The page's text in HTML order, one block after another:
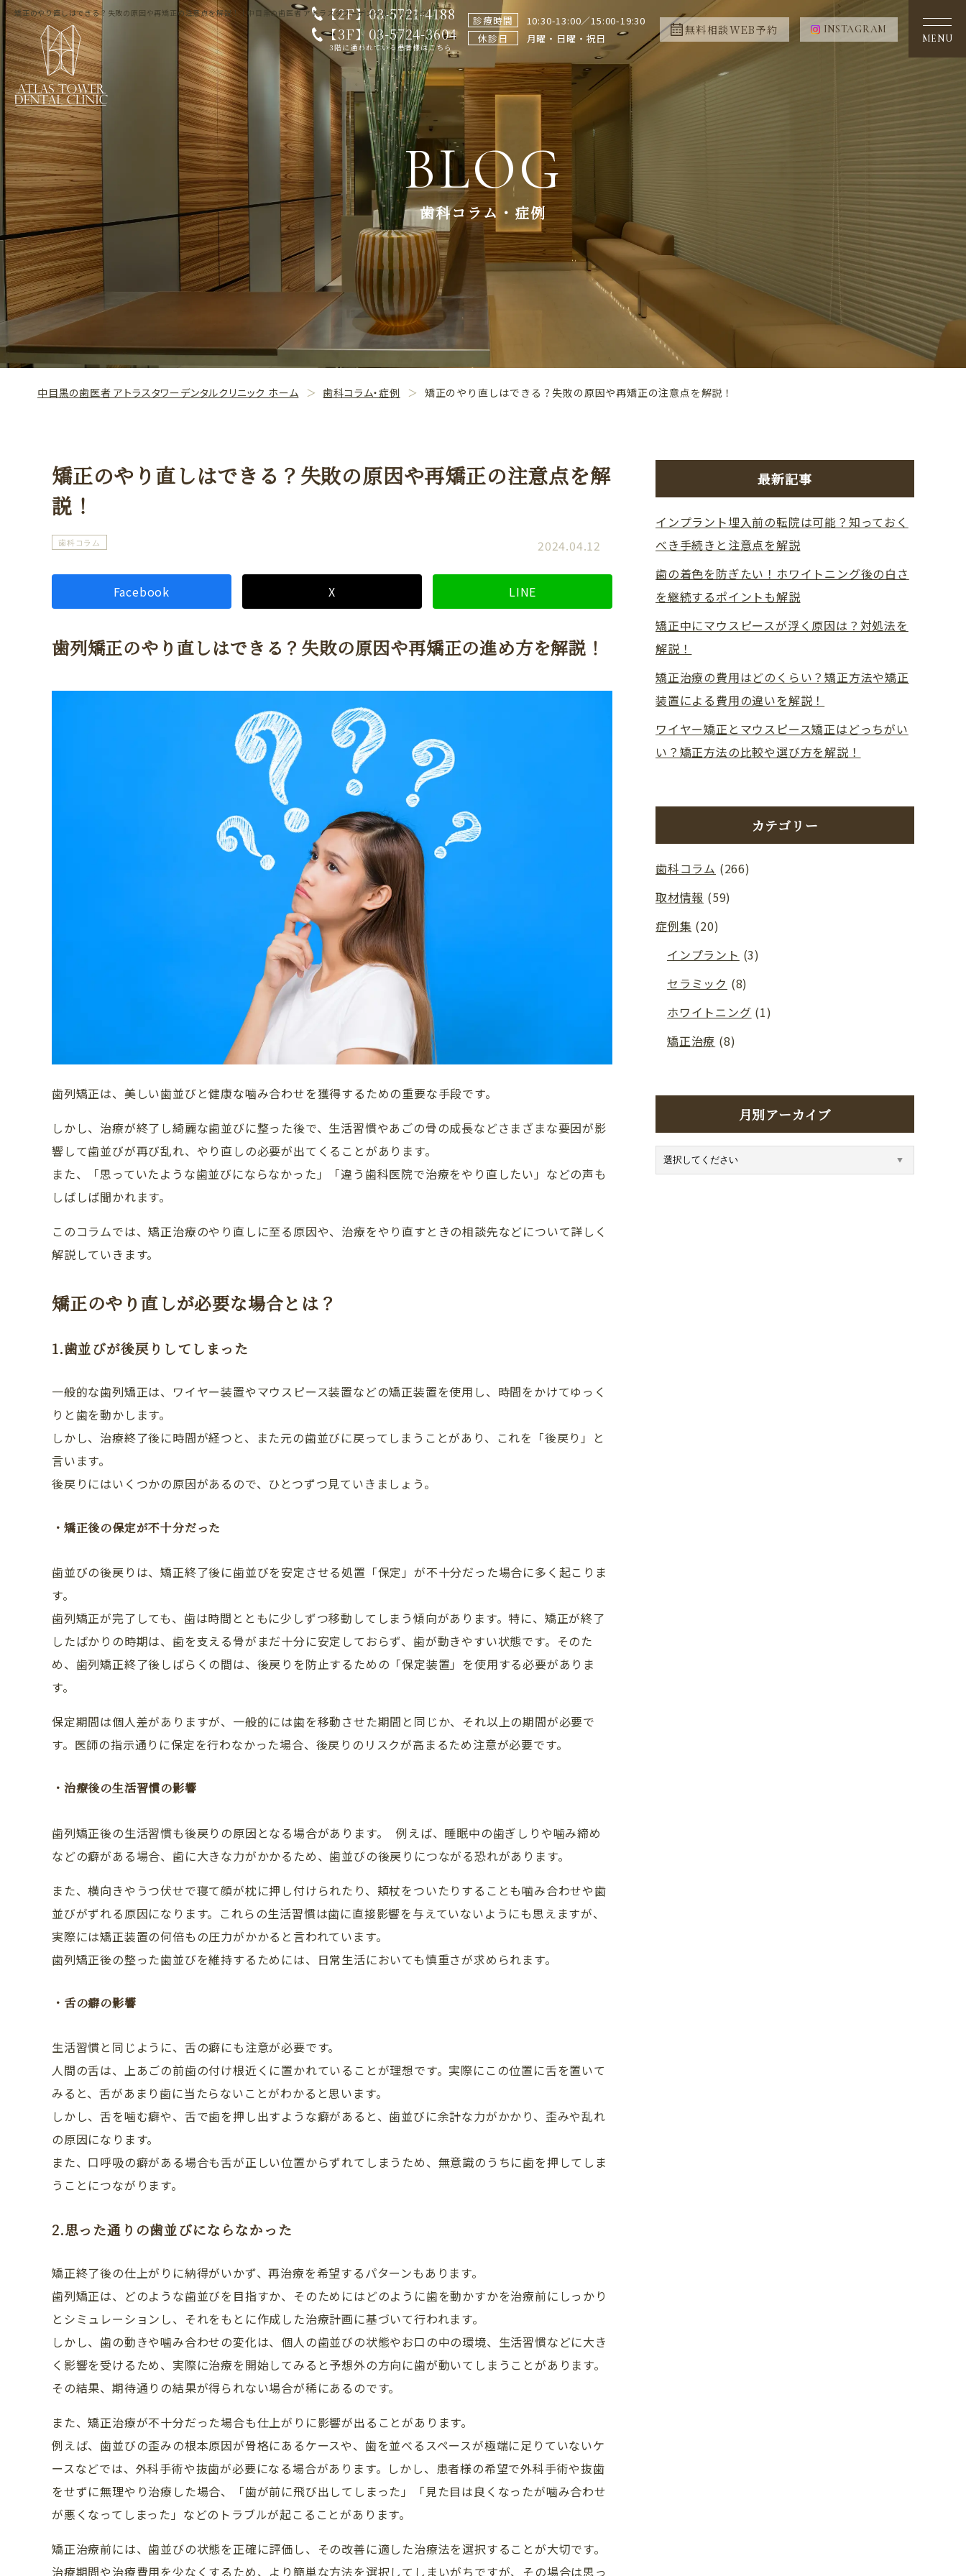
矯正のやり直しはできる？失敗の原因や再矯正の注意点を解説！｜中目黒の歯医者 アトラスタワーデンタルクリニック
【2F】03-5721-4188
【3F】03-5724-3604
3階に通われている患者様はこちら
診療時間
10:30-13:00／15:00-19:30
休診日
月曜・日曜・祝日
無料相談WEB予約 INSTAGRAM
MENU
ホーム
ドクター紹介
アクセス・医院案内
新着情報
求人情報
プライバシーポリシー
診療一覧
インプラント
審美歯科（セラミック）
BLOG
歯科コラム・症例
中目黒の歯医者 アトラスタワーデンタルクリニック ホーム 歯科コラム・症例 矯正のやり直しはできる？失敗の原因や再矯正の注意点を解説！
矯正のやり直しはできる？失敗の原因や再矯正の注意点を解
説！
歯科コラム 2024.04.12
Facebook X LINE
歯列矯正のやり直しはできる？失敗の原因や再矯正の進め方を解説！
歯列矯正は、美しい歯並びと健康な噛み合わせを獲得するための重要な手段です。
しかし、治療が終了し綺麗な歯並びに整った後で、生活習慣やあごの骨の成長などさまざまな要因が影
響して歯並びが再び乱れ、やり直しの必要が出てくることがあります。
また、「思っていたような歯並びにならなかった」「違う歯科医院で治療をやり直したい」などの声も
しばしば聞かれます。
このコラムでは、矯正治療のやり直しに至る原因や、治療をやり直すときの相談先などについて詳しく
解説していきます。
矯正のやり直しが必要な場合とは？
1.歯並びが後戻りしてしまった
一般的な歯列矯正は、ワイヤー装置やマウスピース装置などの矯正装置を使用し、時間をかけてゆっく
りと歯を動かします。
しかし、治療終了後に時間が経つと、また元の歯並びに戻ってしまうことがあり、これを「後戻り」と
言います。
後戻りにはいくつかの原因があるので、ひとつずつ見ていきましょう。
・矯正後の保定が不十分だった
歯並びの後戻りは、矯正終了後に歯並びを安定させる処置「保定」が不十分だった場合に多く起こりま
す。
歯列矯正が完了しても、歯は時間とともに少しずつ移動してしまう傾向があります。特に、矯正が終了
したばかりの時期は、歯を支える骨がまだ十分に安定しておらず、歯が動きやすい状態です。そのた
め、歯列矯正終了後しばらくの間は、後戻りを防止するための「保定装置」を使用する必要がありま
す。
保定期間は個人差がありますが、一般的には歯を移動させた期間と同じか、それ以上の期間が必要で
す。医師の指示通りに保定を行わなかった場合、後戻りのリスクが高まるため注意が必要です。
・治療後の生活習慣の影響
歯列矯正後の生活習慣も後戻りの原因となる場合があります。 例えば、睡眠中の歯ぎしりや噛み締め
などの癖がある場合、歯に大きな力がかかるため、歯並びの後戻りにつながる恐れがあります。
また、横向きやうつ伏せで寝て顔が枕に押し付けられたり、頬杖をついたりすることも噛み合わせや歯
並びがずれる原因になります。これらの生活習慣は歯に直接影響を与えていないようにも思えますが、
実際には矯正装置の何倍もの圧力がかかると言われています。
歯列矯正後の整った歯並びを維持するためには、日常生活においても慎重さが求められます。
・舌の癖の影響
生活習慣と同じように、舌の癖にも注意が必要です。
人間の舌は、上あごの前歯の付け根近くに置かれていることが理想です。実際にこの位置に舌を置いて
みると、舌があまり歯に当たらないことがわかると思います。
しかし、舌を噛む癖や、舌で歯を押し出すような癖があると、歯並びに余計な力がかかり、歪みや乱れ
の原因になります。
また、口呼吸の癖がある場合も舌が正しい位置からずれてしまうため、無意識のうちに歯を押してしま
うことにつながります。
2.思った通りの歯並びにならなかった
矯正終了後の仕上がりに納得がいかず、再治療を希望するパターンもあります。
歯列矯正は、どのような歯並びを目指すか、そのためにはどのように歯を動かすかを治療前にしっかり
とシミュレーションし、それをもとに作成した治療計画に基づいて行われます。
しかし、歯の動きや噛み合わせの変化は、個人の歯並びの状態やお口の中の環境、生活習慣などに大き
く影響を受けるため、実際に治療を開始してみると予想外の方向に歯が動いてしまうことがあります。
その結果、期待通りの結果が得られない場合が稀にあるのです。
また、矯正治療が不十分だった場合も仕上がりに影響が出ることがあります。
例えば、歯並びの歪みの根本原因が骨格にあるケースや、歯を並べるスペースが極端に足りていないケ
ースなどでは、外科手術や抜歯が必要になる場合があります。しかし、患者様の希望で外科手術や抜歯
をせずに無理やり治療した場合、「歯が前に飛び出してしまった」「見た目は良くなったが噛み合わせ
が悪くなってしまった」などのトラブルが起こることがあります。
矯正治療前には、歯並びの状態を正確に評価し、その改善に適した治療法を選択することが大切です。
治療期間や治療費用を少なくするため、より簡単な方法を選択してしまいがちですが、その場合は思っ
最新記事
インプラント埋入前の転院は可能？知っておく
べき手続きと注意点を解説
歯の着色を防ぎたい！ホワイトニング後の白さ
を継続するポイントも解説
矯正中にマウスピースが浮く原因は？対処法を
解説！
矯正治療の費用はどのくらい？矯正方法や矯正
装置による費用の違いを解説！
ワイヤー矯正とマウスピース矯正はどっちがい
い？矯正方法の比較や選び方を解説！
カテゴリー
歯科コラム (266)
取材情報 (59)
症例集 (20)
インプラント (3)
セラミック (8)
ホワイトニング (1)
矯正治療 (8)
月別アーカイブ